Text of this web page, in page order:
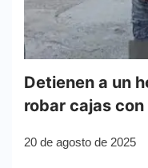
Detienen a un
robar cajas
20 de agosto de 2025